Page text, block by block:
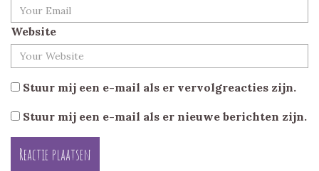
Website
Stuur mij een e-mail als er vervolgreacties zijn.
Stuur mij een e-mail als er nieuwe berichten zijn.